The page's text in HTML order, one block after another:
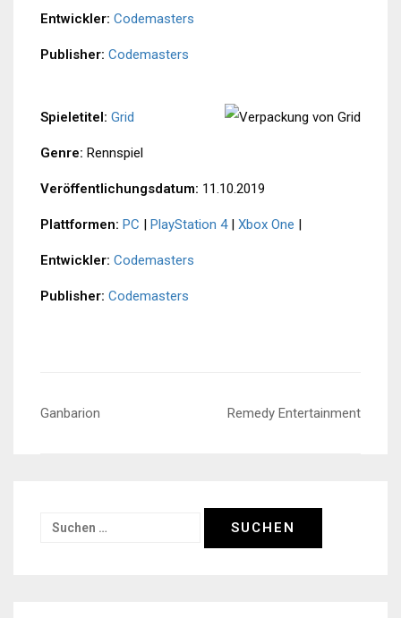
Entwickler: Codemasters
Publisher: Codemasters
Spieletitel: Grid
Genre: Rennspiel
Veröffentlichungsdatum: 11.10.2019
Plattformen: PC | PlayStation 4| Xbox One |
Entwickler: Codemasters
Publisher: Codemasters
Beitragsnavigation
Ganbarion Remedy Entertainment
Suchen